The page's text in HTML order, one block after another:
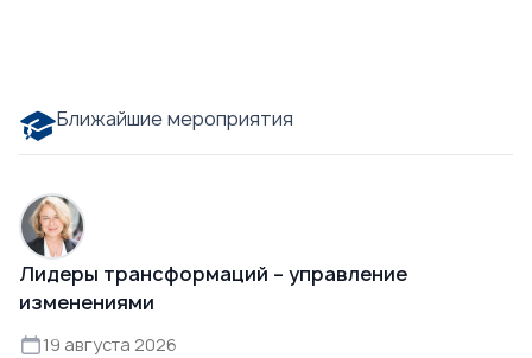
Ближайшие мероприятия
Лидеры трансформаций – управление
изменениями
19 августа 2026